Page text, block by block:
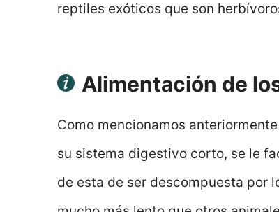
reptiles exóticos que son
Alimentación de
Como mencionamos
su sistema digestivo corto, se le
de esta de ser descompuesta por